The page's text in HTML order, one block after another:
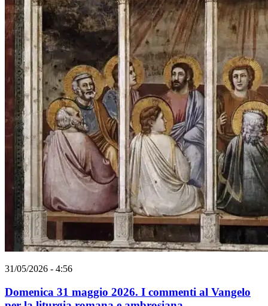
31/05/2026 - 4:56
Domenica 31 maggio 2026. I commenti al Vangelo